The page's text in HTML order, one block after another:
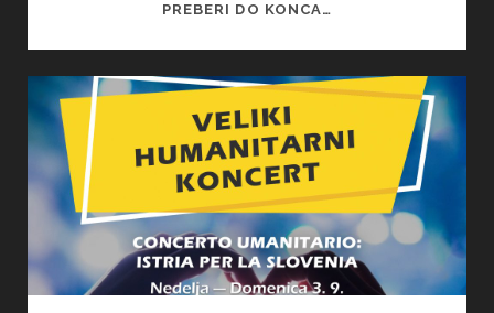
PREBERI DO KONCA…
LET.